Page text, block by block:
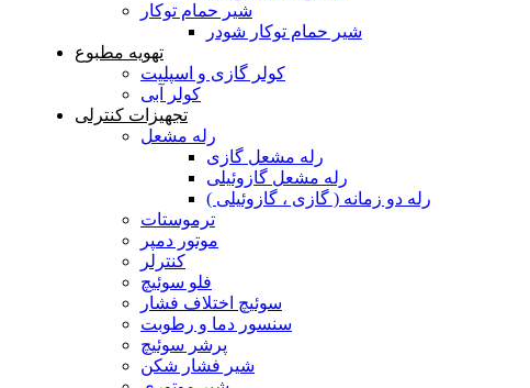
شیر حمام توکار
شیر حمام توکار شودر
تهویه مطبوع
کولر گازی و اسپلیت
کولر آبی
تجهیزات کنترلی
رله مشعل
رله مشعل گازی
رله مشعل گازوئیلی
رله دو زمانه ( گازی ، گازوئیلی )
ترموستات
موتور دمپر
کنترلر
فلو سوئیچ
سوئیچ اختلاف فشار
سنسور دما و رطوبت
پرشر سوئیچ
شیر فشار شکن